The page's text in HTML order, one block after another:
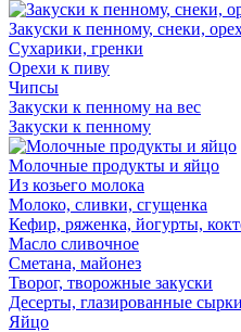
Закуски к пенному, снеки,
Сухарики, гренки
Орехи к пиву
Чипсы
Закуски к пенному на вес
Закуски к пенному
Молочные продукты и яйцо
Из козьего молока
Молоко, сливки, сгущенка
Кефир, ряженка, йогурты,
Масло сливочное
Сметана, майонез
Творог, творожные закуски
Десерты, глазированные
Яйцо